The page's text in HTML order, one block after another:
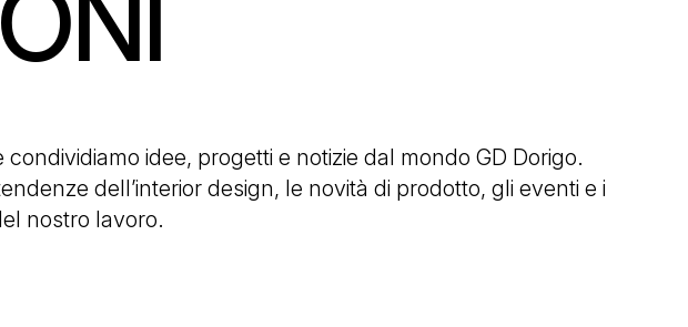
condividiamo idee, progetti e notizie dal mondo GD Dorigo.
dell’interior design, le novità di prodotto, gli eventi e i
nostro lavoro.